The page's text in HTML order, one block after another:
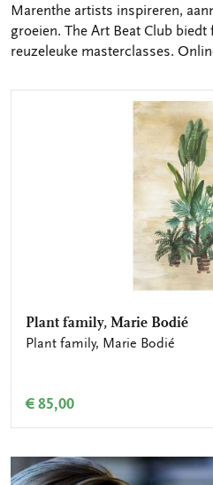
Marenthe artists inspireren,
groeien. The Art Beat Club
reuzeleuke masterclasses.
Plant family, Marie Bodié
Plant family, Marie Bodié
€ 85,00